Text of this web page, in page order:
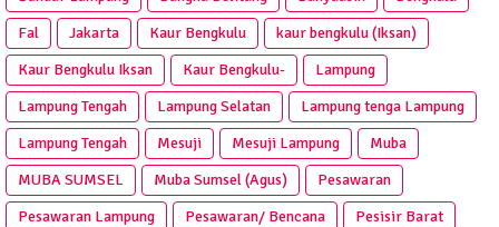
Fal
Jakarta Kaur Bengkulu
kaur bengkulu (Iksan)
Kaur Bengkulu Iksan
Kaur Bengkulu-
Lampung
Lampung Tengah
Lampung Selatan
Lampung tenga Lampung
Lampung Tengah
Mesuji Mesuji Lampung
Muba
MUBA SUMSEL
Muba Sumsel (Agus)
Pesawaran
Pesawaran Lampung
Pesawaran/ Bencana
Pesisir Barat